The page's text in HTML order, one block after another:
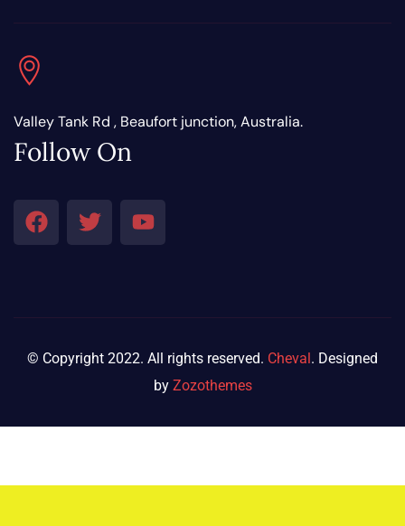
Valley Tank Rd , Beaufort junction, Australia.
Follow On
© Copyright 2022. All rights reserved. Cheval. Designed
by Zozothemes